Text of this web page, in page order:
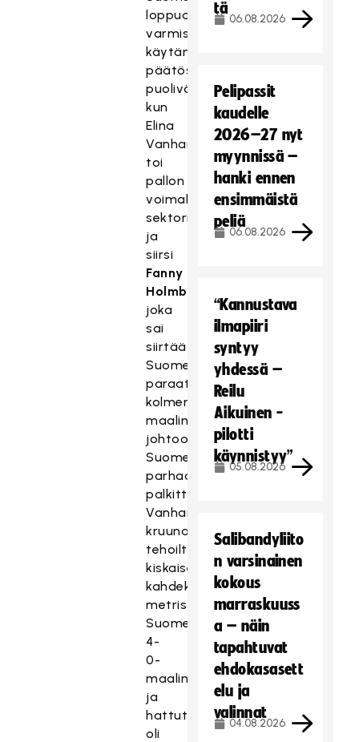
loppuottelupaikka
varmistui
käytännössä
päätöserän
puolivälissä
kun
Elina
Vanhanen
toi
pallon
voimalla
sektoriin
ja
siirsi
Fanny
Holmbergille
joka
sai
siirtää
Suomen
paraatipaikalta
kolmen
maalin
johtoon.
Suomen
parhaana
palkittu
Vanhanen
kruunasi
tehoiltansa
kiskaisemalla
kahdeksasta
metristä
Suomen
4-
0-
maalin,
ja
hattutemppukin
oli
tä
06.08.2026
Pelipassit
kaudelle
2026–27 nyt
myynnissä –
hanki ennen
ensimmäistä
peliä
06.08.2026
“Kannustava
ilmapiiri
syntyy
yhdessä –
Reilu
Aikuinen -
pilotti
käynnistyy”
05.08.2026
Salibandyliito
n varsinainen
kokous
marraskuuss
a – näin
tapahtuvat
ehdokasasett
elu ja
valinnat
04.08.2026